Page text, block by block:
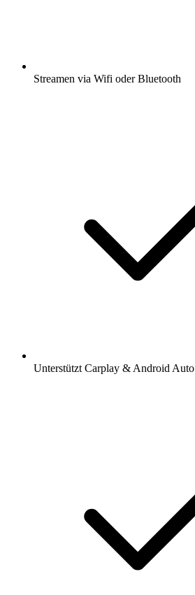
Streamen via Wifi oder Bluetooth
Unterstützt Carplay & Android Auto